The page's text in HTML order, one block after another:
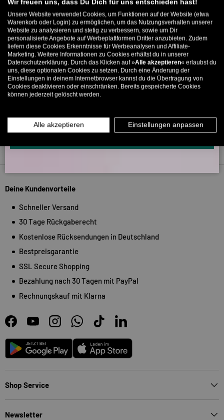
5316 266
Verifiziert von
Bis zu 11% Rabatt auf deine erste Bestellung. Aufgepasst: Du
kannst nur 1x wählen! 🤫
5% ab €80 9% ab €100 11% ab €150 🔥
E-Mail
MÄNNER
INFOS ÜBER WHATSAPP? KEIN PROBLEM!
KLICK HIER UND SCHICKE UNS DIE VORGESCHRIEBENE NACHRICHT,
Zurück nach oben
Deine Kundenvorteile
Schneller Versand
30 Tage Rückgaberecht
Kostenlose Rücksendungen in Deutschland
Bestpreisgarantie
SSL Secure Shopping
Bezahlung nach 30 Tagen mit PayPal
Rechnungskauf mit Klarna
FacebookYouTubeInstagramWhatsAppTikTokLinkedIn
Android App Store
Shop Service
Newsletter
Wir freuen uns, dass Du Dich für uns entschieden hast!
Unsere Website verwendet Cookies, um Funktionen auf der Website (etwa
Warenkorb oder Login) zu ermöglichen, um das Nutzungsverhalten unserer
Website zu analysieren und stetig zu verbessern, sowie um Dir
personalisierte Angebote auf Werbeplattformen Dritter anzubieten. Zudem
liefern diese Cookies Erkenntnisse für Werbeanalysen und Affiliate-
Marketing. Weitere Informationen zu Cookies erhältst du in unserer
Datenschutzerklärung. Durch das Klicken auf »Alle akzeptieren« erlaubst du
uns, diese optionalen Cookies zu setzen. Durch eine Änderung der
Einstellungen in deinem Internetbrowser kannst du die Übertragung von
Cookies deaktivieren oder einschränken. Bereits gespeicherte Cookies
können jederzeit gelöscht werden.
Alle akzeptieren Einstellungen anpassen